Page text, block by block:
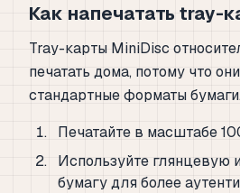
Как напечатать tray-
Tray-карты MiniDisc
печатать дома, потому что
стандартные форматы
Печатайте в масштабе
Используйте глянцевую
бумагу для более